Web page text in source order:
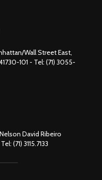
Wall Street East,
101 - Tel: (71) 3055-
David Ribeiro
(71) 3115.7133